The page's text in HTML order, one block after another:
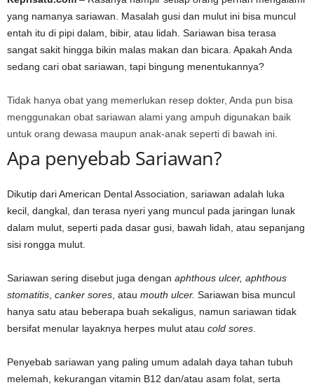
yang namanya sariawan. Masalah gusi dan mulut ini bisa muncul
entah itu di pipi dalam, bibir, atau lidah. Sariawan bisa terasa
sangat sakit hingga bikin malas makan dan bicara. Apakah Anda
sedang cari obat sariawan, tapi bingung menentukannya?
Tidak hanya obat yang memerlukan resep dokter, Anda pun bisa
menggunakan obat sariawan alami yang ampuh digunakan baik
untuk orang dewasa maupun anak-anak seperti di bawah ini.
Apa penyebab Sariawan?
Dikutip dari American Dental Association, sariawan adalah luka
kecil, dangkal, dan terasa nyeri yang muncul pada jaringan lunak
dalam mulut, seperti pada dasar gusi, bawah lidah, atau sepanjang
sisi rongga mulut.
Sariawan sering disebut juga dengan aphthous ulcer, aphthous
stomatitis canker sores , atau mouth ulcer. Sariawan bisa muncul
hanya satu atau beberapa buah sekaligus, namun sariawan tidak
bersifat menular layaknya herpes mulut atau cold sores
Penyebab sariawan yang paling umum adalah daya tahan tubuh
melemah, kekurangan vitamin B12 dan/atau asam folat, serta